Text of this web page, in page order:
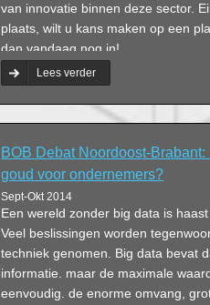
van innovatie binnen deze sector.
plaats, wilt u kans maken op een
dan vandaag nog in!
Lees verder
BOB Debat Noordoost-
goud voor ondernemers?
Sept-Okt 2014
Een wereld zonder big data is
Veel beslissingen worden
techniek genomen. Big data bevat
informatie. maar de maximale
eenvoudig. de enorme omvang,